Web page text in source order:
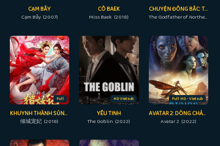
CẠM BẪY
Cạm Bẫy (2007)
CÔ BAEK
Miss Baek (2018)
CHUYỆN ĐÔNG BẮC: TÔI TÊN TRIỆU HỒNG BINH
The Godfather of Northeast China (2022)
Full
KHUYNH THÀNH SỦNG PHI
倾城宠妃 (2018)
HD Vietsub
YÊU TINH
The Goblin (2022)
Full HD - Vietsub
AVATAR 2: DÒNG CHẢY CỦA NƯỚC
Avatar 2 (2022)